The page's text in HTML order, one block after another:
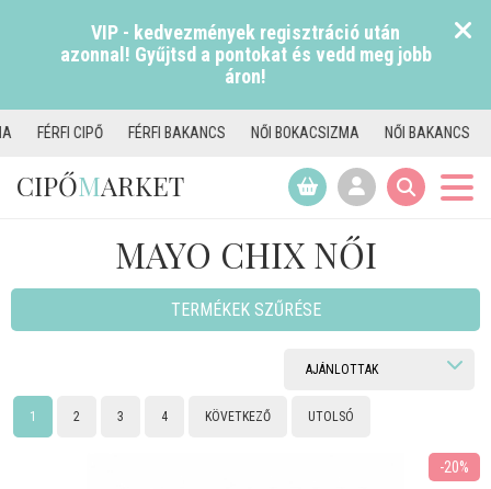
VIP - kedvezmények regisztráció után
azonnal! Gyűjtsd a pontokat és vedd meg jobb
áron!
FÉRFI BAKANCS NŐI BOKACSIZMA NŐI BAKANCS TAMARIS CSIZMA
CIPŐMARKET
MAYO CHIX NŐI
TERMÉKEK SZŰRÉSE
1 2 3 4 KÖVETKEZŐ UTOLSÓ
-20%